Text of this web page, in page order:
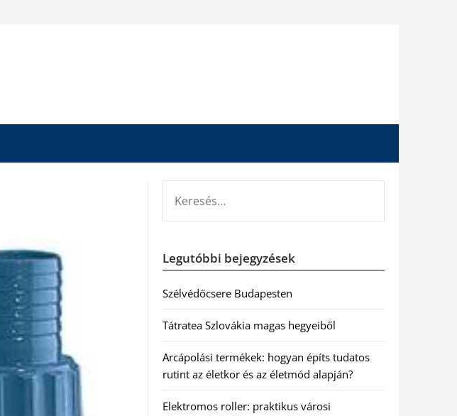
Legutóbbi bejegyzések
Szélvédőcsere Budapesten
Tátratea Szlovákia magas hegyeiből
Arcápolási termékek: hogyan építs tudatos
rutint az életkor és az életmód alapján?
Elektromos roller: praktikus városi